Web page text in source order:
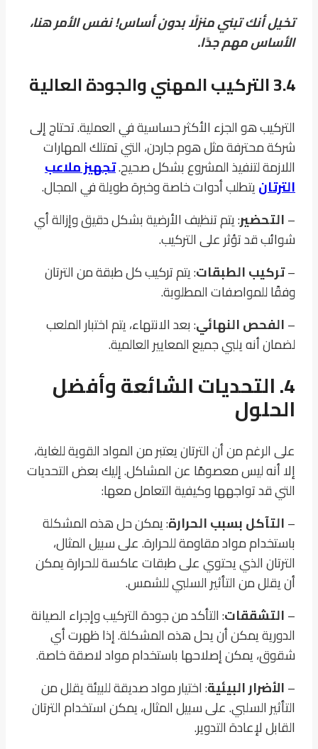
تخيل أنك تبني منزلًا بدون أساس! نفس الأمر هنا،
الأساس مهم جدًا.
3.4 التركيب المهني والجودة العالية
التركيب هو الجزء الأكثر حساسية في العملية. تحتاج إلى
شركة محترفة مثل هوم جاردن، التي تمتلك المهارات
اللازمة لتنفيذ المشروع بشكل صحيح.تجهيز ملاعب
الترتان يتطلب أدوات خاصة وخبرة طويلة في المجال.
–التحضير: يتم تنظيف الأرضية بشكل دقيق وإزالة أي
شوائب قد تؤثر على التركيب.
–تركيب الطبقات: يتم تركيب كل طبقة من الترتان
وفقًا للمواصفات المطلوبة.
–الفحص النهائي: بعد الانتهاء، يتم اختبار الملعب
لضمان أنه يلبي جميع المعايير العالمية.
4. التحديات الشائعة وأفضل
الحلول
على الرغم من أن الترتان يعتبر من المواد القوية للغاية،
إلا أنه ليس معصومًا عن المشاكل. إليك بعض التحديات
التي قد تواجهها وكيفية التعامل معها:
–التآكل بسبب الحرارة: يمكن حل هذه المشكلة
باستخدام مواد مقاومة للحرارة. على سبيل المثال،
الترتان الذي يحتوي على طبقات عاكسة للحرارة يمكن
أن يقلل من التأثير السلبي للشمس.
–التشققات: التأكد من جودة التركيب وإجراء الصيانة
الدورية يمكن أن يحل هذه المشكلة. إذا ظهرت أي
شقوق، يمكن إصلاحها باستخدام مواد لاصقة خاصة.
–الأضرار البيئية: اختيار مواد صديقة للبيئة يقلل من
التأثير السلبي. على سبيل المثال، يمكن استخدام الترتان
القابل لإعادة التدوير.